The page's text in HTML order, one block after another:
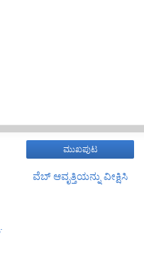
ಮುಖಪುಟ
ವೆಬ್‌ ಆವೃತ್ತಿಯನ್ನು ವೀಕ್ಷಿಸಿ